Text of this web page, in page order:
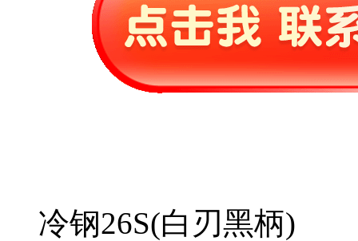
冷钢26S(白刃黑柄)